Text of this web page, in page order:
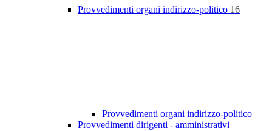
Provvedimenti organi indirizzo-politico 16
Provvedimenti organi indirizzo-politico
Provvedimenti dirigenti - amministrativi